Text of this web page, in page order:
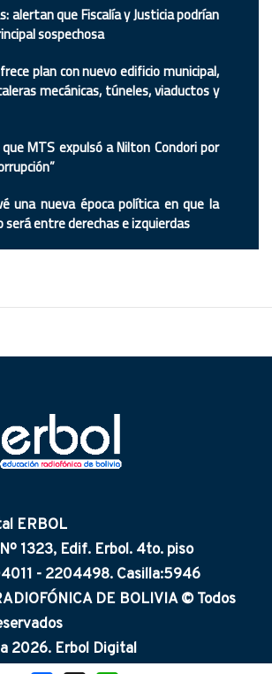
alertan que Fiscalía y Justicia podrían
sospechosa
plan con nuevo edificio municipal,
mecánicas, túneles, viaductos y
MTS expulsó a Nilton Condori por
una nueva época política en que la
será entre derechas e izquierdas
ERBOL
1323, Edif. Erbol. 4to. piso
- 2204498. Casilla:5946
DE BOLIVIA © Todos
2026. Erbol Digital